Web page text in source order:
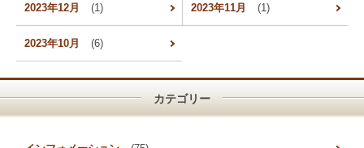
2023年12月 (1) 2023年11月 (1)
2023年10月 (6)
カテゴリー